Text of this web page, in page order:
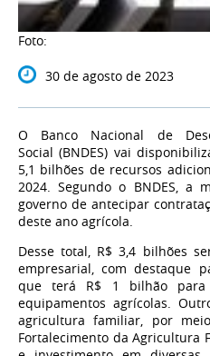
Foto:
30 de agosto de 2023
O Banco Nacional de
Social (BNDES) vai
5,1 bilhões de recursos
2024. Segundo o BNDES, a
governo de antecipar
deste ano agrícola.
Desse total, R$ 3,4 bilhões
empresarial, com destaque
que terá R$ 1 bilhão para
equipamentos agrícolas.
agricultura familiar, por
Fortalecimento da Agricultura